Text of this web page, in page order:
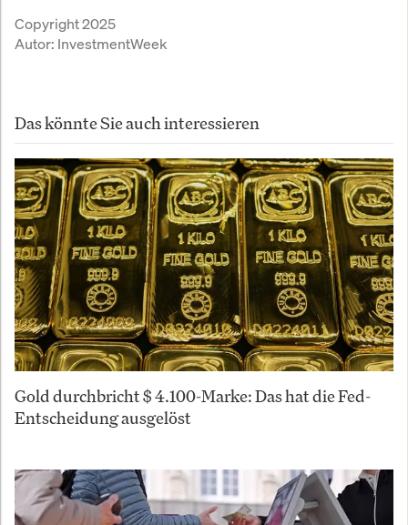
Copyright 2025
Autor: InvestmentWeek
Das könnte Sie auch interessieren
Gold durchbricht $ 4.100-Marke: Das hat die Fed-
Entscheidung ausgelöst